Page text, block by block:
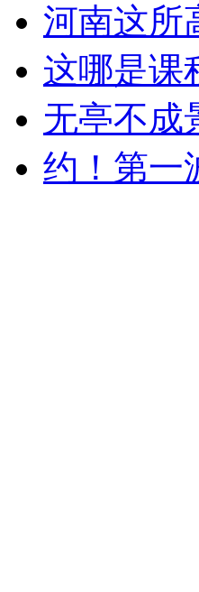
河南这所
这哪是课
无亭不成
约！第一